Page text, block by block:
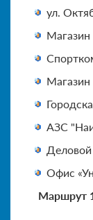
ул.
Магазин
АЗС
Офис
Маршрут